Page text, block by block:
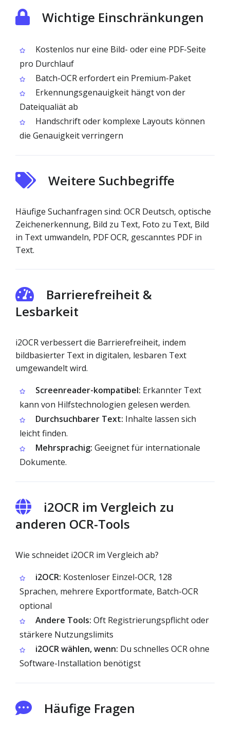
Wichtige Einschränkungen
Kostenlos nur eine Bild- oder eine PDF-Seite
pro Durchlauf
Batch-OCR erfordert ein Premium-Paket
Erkennungsgenauigkeit hängt von der
Dateiqualiät ab
Handschrift oder komplexe Layouts können
die Genauigkeit verringern
Weitere Suchbegriffe
Häufige Suchanfragen sind: OCR Deutsch, optische
Zeichenerkennung, Bild zu Text, Foto zu Text, Bild
in Text umwandeln, PDF OCR, gescanntes PDF in
Text.
Barrierefreiheit &
Lesbarkeit
i2OCR verbessert die Barrierefreiheit, indem
bildbasierter Text in digitalen, lesbaren Text
umgewandelt wird.
Screenreader-kompatibel: Erkannter Text
kann von Hilfstechnologien gelesen werden.
Durchsuchbarer Text: Inhalte lassen sich
leicht finden.
Mehrsprachig: Geeignet für internationale
Dokumente.
i2OCR im Vergleich zu
anderen OCR-Tools
Wie schneidet i2OCR im Vergleich ab?
i2OCR: Kostenloser Einzel-OCR, 128
Sprachen, mehrere Exportformate, Batch-OCR
optional
Andere Tools: Oft Registrierungspflicht oder
stärkere Nutzungslimits
i2OCR wählen, wenn: Du schnelles OCR ohne
Software-Installation benötigst
Häufige Fragen